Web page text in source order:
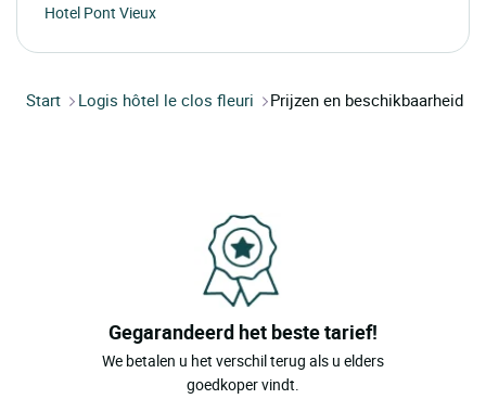
Hotel Pont Vieux
Start Logis hôtel le clos fleuri Prijzen en beschikbaarheid
Gegarandeerd het beste tarief!
We betalen u het verschil terug als u elders
goedkoper vindt.